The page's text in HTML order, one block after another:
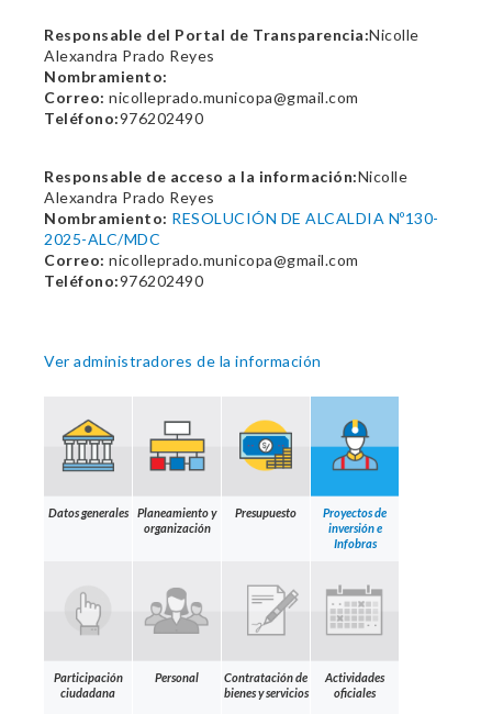
Responsable del Portal de Transparencia:Nicolle
Alexandra Prado Reyes
Nombramiento:
Correo: nicolleprado.municopa@gmail.com
Teléfono:976202490
Responsable de acceso a la información:Nicolle
Alexandra Prado Reyes
Nombramiento: RESOLUCIÓN DE ALCALDIA Nº130-
2025-ALC/MDC
Correo: nicolleprado.municopa@gmail.com
Teléfono:976202490
Ver administradores de la información
Datos generales
Planeamiento y
organización
Presupuesto
Proyectos de
inversión e
Infobras
Participación
ciudadana
Personal
Contratación de
bienes y servicios
Actividades
oficiales